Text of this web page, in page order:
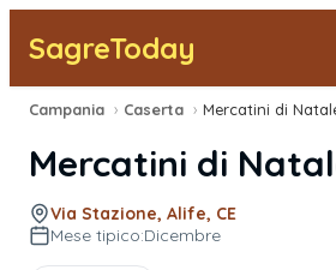
SagreToday
Segnala una sagra
Vicino a Me
Campania › Caserta › Mercatini di
Mercatini di
Via Stazione, Alife, CE
Mese tipico:Dicembre